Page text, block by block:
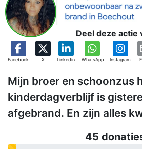
Deel deze actie
Facebook X Linkedin WhatsApp Instagram
Mijn broer en schoonzus
kinderdagverblijf is
afgebrand. En zijn alles
45